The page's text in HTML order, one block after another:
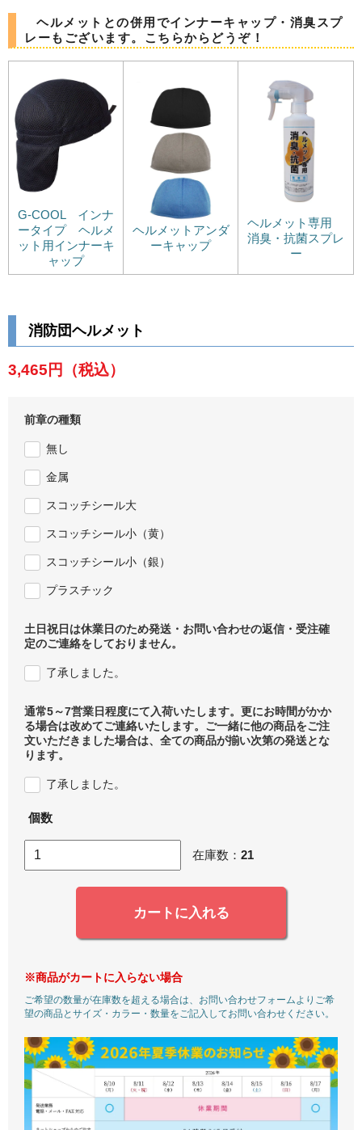
ヘルメットとの併用でインナーキャップ・消臭スプ
レーもございます。こちらからどうぞ！
G-COOL インナ
ータイプ ヘルメ
ット用インナーキ
ャップ
ヘルメットアンダ
ーキャップ
ヘルメット専用
消臭・抗菌スプレ
ー
消防団ヘルメット
3,465円 （税込）
前章の種類
無し
金属
スコッチシール大
スコッチシール小（黄）
スコッチシール小（銀）
プラスチック
土日祝日は休業日のため発送・お問い合わせの返信・受注確
定のご連絡をしておりません。
了承しました。
通常5～7営業日程度にて入荷いたします。更にお時間がかか
る場合は改めてご連絡いたします。ご一緒に他の商品をご注
文いただきました場合は、全ての商品が揃い次第の発送とな
ります。
了承しました。
個数
在庫数： 21
カートに入れる
※商品がカートに入らない場合
ご希望の数量が在庫数を超える場合は、お問い合わせフォームよりご希
望の商品とサイズ・カラー・数量をご記入してお問い合わせください。